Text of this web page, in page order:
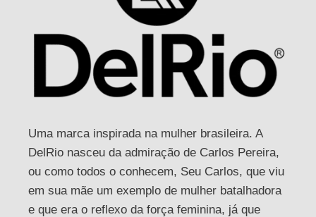
Uma marca inspirada na mulher brasileira. A
DelRio nasceu da admiração de Carlos Pereira,
ou como todos o conhecem, Seu Carlos, que viu
em sua mãe um exemplo de mulher batalhadora
e que era o reflexo da força feminina, já que